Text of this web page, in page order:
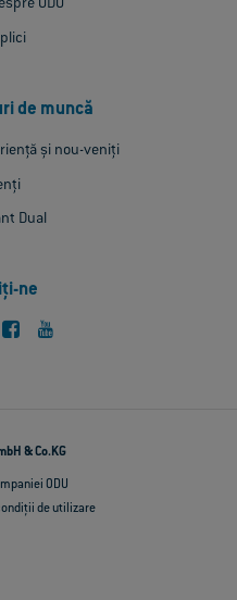
ODU
de muncă
și nou-veniți
Dual
ne
& Co.KG
ODU
de utilizare